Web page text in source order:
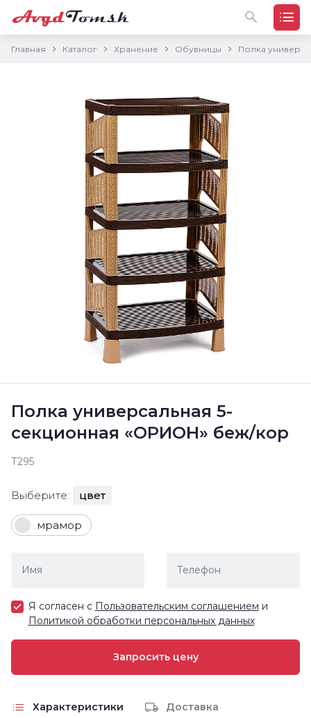
Главная Каталог Хранение Обувницы Полка
Полка универсальная 5-
секционная «ОРИОН» беж/кор
Т295
Выберите: цвет
мрамор
Я согласен с Пользовательским соглашением и
Политикой обработки персональных данных
Характеристики Доставка